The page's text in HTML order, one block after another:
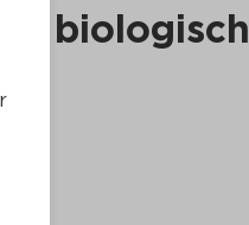
Wijnshopbiologisch